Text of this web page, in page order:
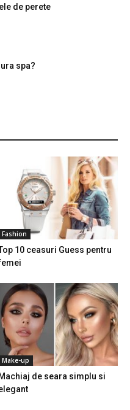
de perete
spa?
Fashion
10 ceasuri Guess pentru
Make-up
Machiaj de seara simplu si